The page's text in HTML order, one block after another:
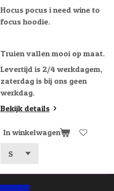
Hocus pocus i need wine to
focus hoodie.
Truien vallen mooi op maat.
Levertijd is 2/4 werkdagem,
zaterdag is bij ons geen
werkdag.
Bekijk details
In winkelwagen